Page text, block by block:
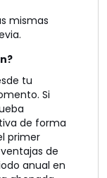
mismas
tu
Si
de forma
primer
de
anual en